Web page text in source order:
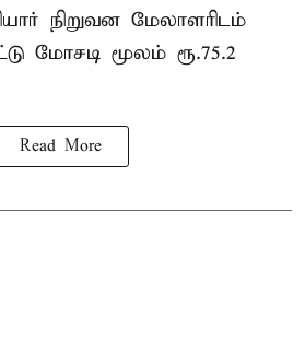
நிறுவன மேலாளரிடம்
மோசடி மூலம் ரூ.75.2
Read More